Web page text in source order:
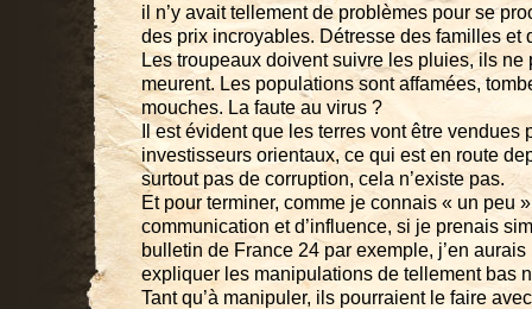
il n’y avait tellement de problèmes pour se
des prix incroyables. Détresse des familles et
Les troupeaux doivent suivre les pluies, ils ne
meurent. Les populations sont affamées,
mouches. La faute au virus ?
Il est évident que les terres vont être vendues
investisseurs orientaux, ce qui est en route
surtout pas de corruption, cela n’existe pas.
Et pour terminer, comme je connais « un peu
communication et d’influence, si je prenais
bulletin de France 24 par exemple, j’en
expliquer les manipulations de tellement bas
Tant qu’à manipuler, ils pourraient le faire